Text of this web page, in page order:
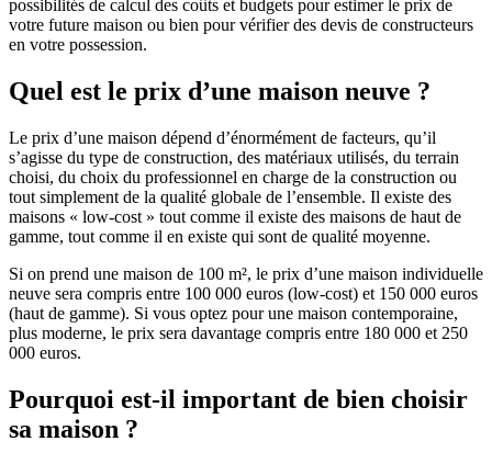
possibilités de calcul des coûts et budgets pour estimer le prix de
votre future maison ou bien pour vérifier des devis de constructeurs
en votre possession.
Quel est le prix d’une maison neuve ?
Le prix d’une maison dépend d’énormément de facteurs, qu’il
s’agisse du type de construction, des matériaux utilisés, du terrain
choisi, du choix du professionnel en charge de la construction ou
tout simplement de la qualité globale de l’ensemble. Il existe des
maisons « low-cost » tout comme il existe des maisons de haut de
gamme, tout comme il en existe qui sont de qualité moyenne.
Si on prend une maison de 100 m², le prix d’une maison individuelle
neuve sera compris entre 100 000 euros (low-cost) et 150 000 euros
(haut de gamme). Si vous optez pour une maison contemporaine,
plus moderne, le prix sera davantage compris entre 180 000 et 250
000 euros.
Pourquoi est-il important de bien choisir
sa maison ?